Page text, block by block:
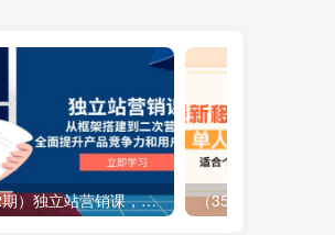
（13902期）独立站营销课，从框架搭建到二次营销，全面提升产品竞争力和用户忠诚度